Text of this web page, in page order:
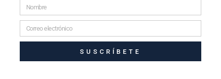
SUSCRÍBETE